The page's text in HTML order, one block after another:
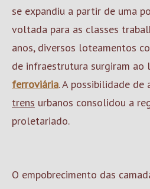
se expandiu a partir de uma
voltada para as classes
anos, diversos loteamentos
de infraestrutura surgiram ao
ferroviária. A possibilidade de
trens urbanos consolidou a
proletariado.
O empobrecimento das